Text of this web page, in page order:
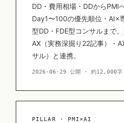
DD・費用相場・DDからPMI
Day1〜100の優先順位・AI×
型DD・FDE型コンサルまで
AX（実務深掘り22記事）・
サル）と連携。
2026-06-29 公開 · 約12,000
PILLAR · PMI×AI